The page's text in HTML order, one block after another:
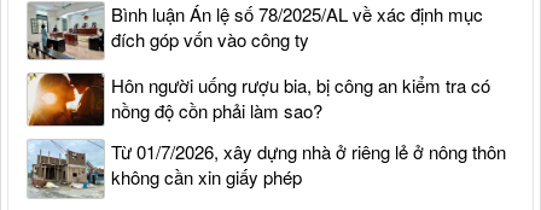
Bình luận Án lệ số 78/2025/AL về xác định mục
đích góp vốn vào công ty
Hôn người uống rượu bia, bị công an kiểm tra có
nồng độ cồn phải làm sao?
Từ 01/7/2026, xây dựng nhà ở riêng lẻ ở nông thôn
không cần xin giấy phép